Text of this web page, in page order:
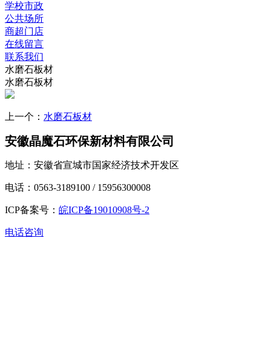
学校市政
公共场所
商超门店
在线留言
联系我们
水磨石板材
水磨石板材
上一个： 水磨石板材
安徽晶魔石环保新材料有限公司
地址：安徽省宣城市国家经济技术开发区
电话：0563-3189100 / 15956300008
ICP备案号： 皖ICP备19010908号-2
电话咨询